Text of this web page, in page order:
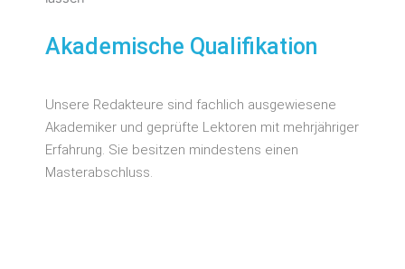
Akademische Qualifikation
Unsere Redakteure sind fachlich ausgewiesene
Akademiker und geprüfte Lektoren mit mehrjähriger
Erfahrung. Sie besitzen mindestens einen
Masterabschluss.